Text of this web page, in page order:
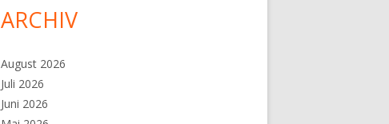
ARCHIV
August 2026
Juli 2026
Juni 2026